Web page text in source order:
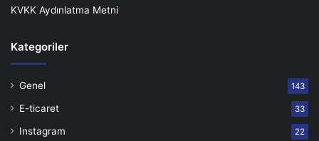
KVKK Aydınlatma Metni
Kategoriler
Genel 143
E-ticaret 33
Instagram 22